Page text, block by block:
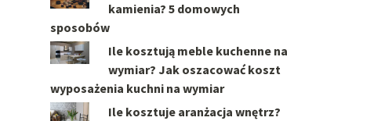
kamienia? 5 domowych
sposobów
Ile kosztują meble kuchenne na
wymiar? Jak oszacować koszt
wyposażenia kuchni na wymiar
Ile kosztuje aranżacja wnętrz?